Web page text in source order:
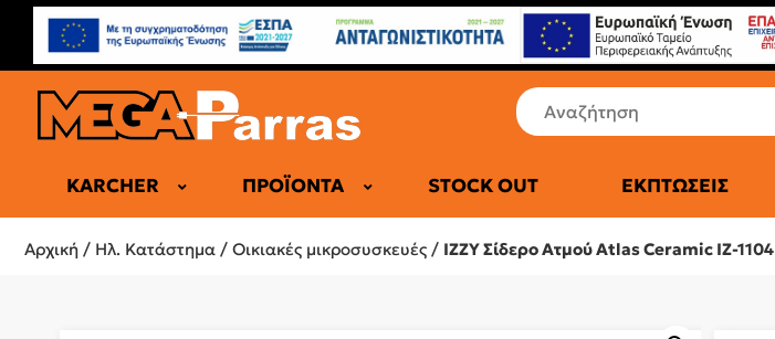
KARCHER ΠΡΟΪΌΝΤΑ
ΕΠΑΓΓΕΛΜΑΤΙΚΆ ΨΥΓΕΊΑ
STOCK OUT ΕΚΠΤΏΣΕΙΣ
Αρχική / Ηλ. Κατάστημα / Οικιακές μικροσυσκευές / IZZY Σίδερο Ατμού Atlas Ceramic IZ-1104